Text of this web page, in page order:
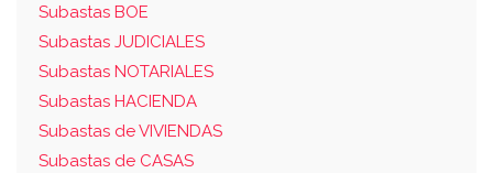
Subastas BOE
Subastas JUDICIALES
Subastas NOTARIALES
Subastas HACIENDA
Subastas de VIVIENDAS
Subastas de CASAS